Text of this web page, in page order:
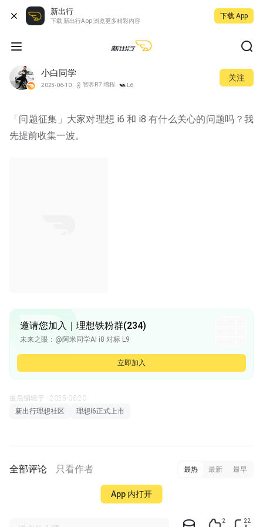
新出行
下载 新出行App 浏览更多精彩内容
下载 App
小白同学
2025-06-10 智界R7 增程 L6
关注
「问题征集」大家对理想 i6 和 i8 有什么关心的问题吗？我
先提前收集一波。
邀请您加入｜理想铁粉群(234)
未来之眼：@阿米同学AI i8 对标 L9
RCheng：光从乘坐空间，储物空间看，现在i8应该超过L9了
立即加入
最后编辑于 · 2025-06-20
新出行理想社区
理想i6正式上市
全部评论 只看作者 最热 最新 最早
2 22
App 内打开